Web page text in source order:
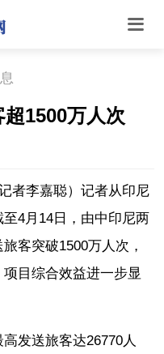
湾区
1500万人次
者李嘉聪）记者从印尼
4月14日，由中印尼两
客突破1500万人次，
目综合效益进一步显
发送旅客达26770人